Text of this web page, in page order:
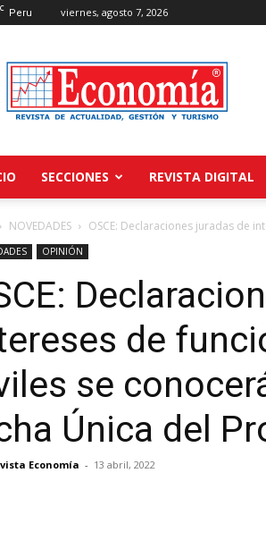
C Peru viernes, agosto 7, 2026
Revista
Economía
SECCIONES REVISTA DIGITAL
NOVEDADES OSCE: Declaraciones juradas de
OPINIÓN
de
se
Única del
Economía - 13 abril, 2022